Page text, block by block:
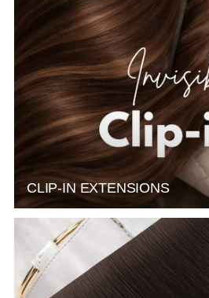
CLIP-IN EXTENSIONS